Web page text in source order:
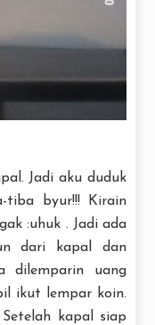
Jadi aku duduk
tiba byur!!! Kirain
:uhuk . Jadi ada
dari kapal dan
dilemparin uang
ikut lempar koin.
kapal siap